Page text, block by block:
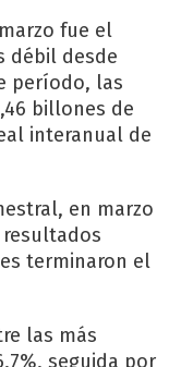
fue el
débil desde
período, las
billones de
interanual de
en marzo
terminaron el
las más
seguida por